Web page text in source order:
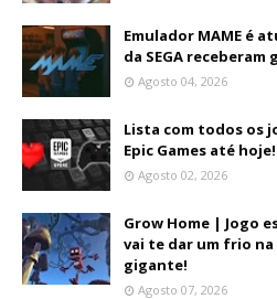
Emulador MAME é
da SEGA
Agosto 04, 2026
Lista com todos os
Epic Games até hoje!
Agosto 02, 2026
Grow Home | Jogo
vai te dar um frio
gigante!
Agosto 07, 2026